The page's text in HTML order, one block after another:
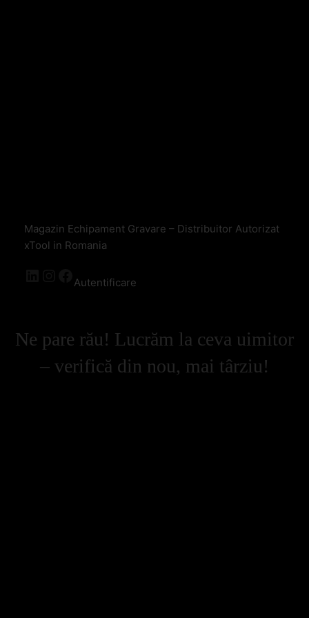
Magazin Echipament Gravare – Distribuitor Autorizat
xTool in Romania
Autentificare
Ne pare rău! Lucrăm la ceva uimitor
– verifică din nou, mai târziu!